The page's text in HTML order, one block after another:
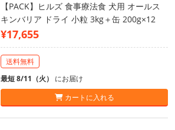
【PACK】ヒルズ 食事療法食 犬用 オールス
キンバリア ドライ 小粒 3kg＋缶 200g×12
¥17,655
送料無料
最短 8/11（火） にお届け
カートに入れる